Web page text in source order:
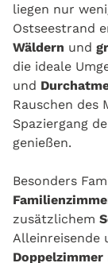
liegen nur
Ostseestrand
Wäldern und
die ideale
und
Rauschen des
Spaziergang
genießen.
Besonders
zusätzlichem
Alleinreisende
Doppelzimmer